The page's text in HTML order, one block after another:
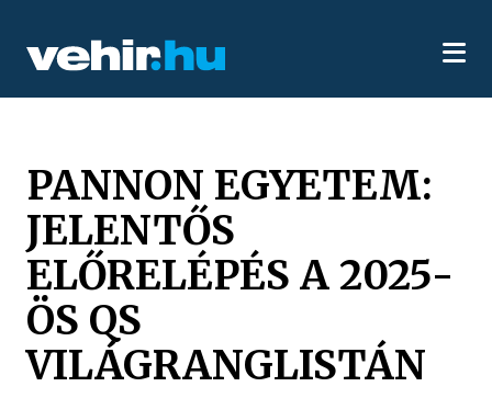
PANNON EGYETEM:
JELENTŐS
ELŐRELÉPÉS A 2025-
ÖS QS
VILÁGRANGLISTÁN